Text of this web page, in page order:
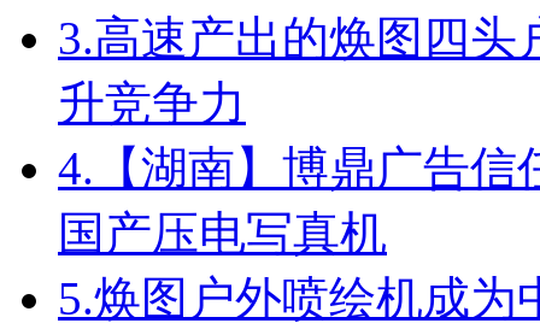
3.高速产出的焕图四头
升竞争力
4. 【湖南】博鼎广告
国产压电写真机
5.焕图户外喷绘机成为